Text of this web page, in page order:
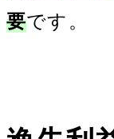
要です。